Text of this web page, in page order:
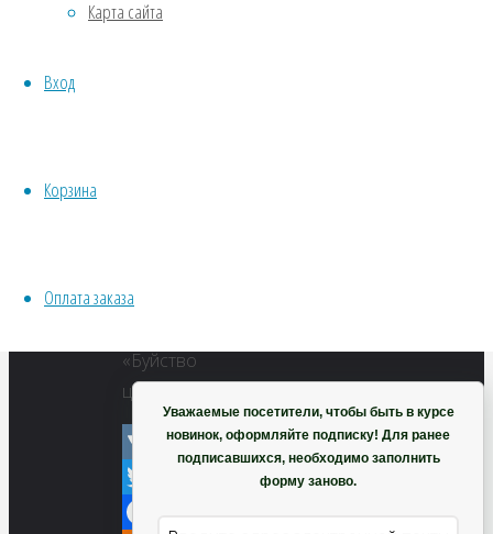
Карта сайта
Вход
Корзина
Оплата заказа
«Буйство
цвета»
VK
Twitter
Хвойники
ИНСТРУМЕНТЫ, ОБОРУДОВАНИЕ
Уважаемые посетители, чтобы быть в курсе
новинок, оформляйте подписку! Для ранее
подписавшихся, необходимо заполнить
форму заново.